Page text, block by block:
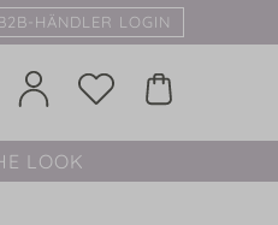
HÄNDLER LOGIN
LOOK